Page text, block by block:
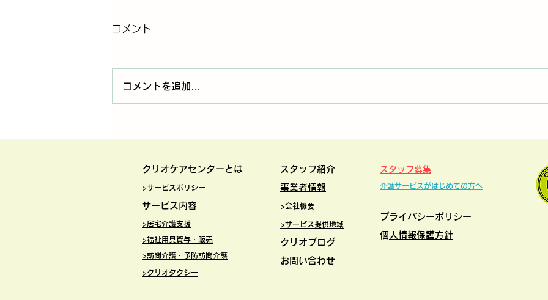
コメント
コメントを追加…
クリオケアセ ンターとは
>サービスポリシー
サービス内容
>居宅介護支援
>福祉用具貸与・販売
>訪問介護・予防訪問介護
>クリオタクシー
スタッフ紹介
事業者情報
>会社概要
>サービス提供地域
クリオブログ
お問い合わせ
スタッフ募集
介護サービスがはじめての方へ
プライバシーポリシー
​個人情報保護方針